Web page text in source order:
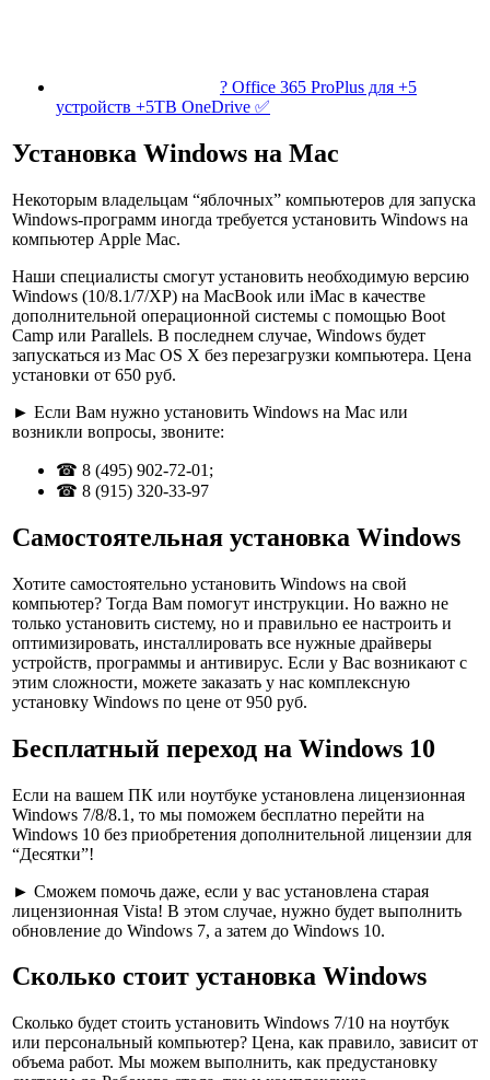
? Office 365 ProPlus для +5
устройств +5TB OneDrive ✅
Установка Windows на Mac
Некоторым владельцам “яблочных” компьютеров для запуска
Windows-программ иногда требуется установить Windows на
компьютер Apple Mac.
Наши специалисты смогут установить необходимую версию
Windows (10/8.1/7/XP) на MacBook или iMac в качестве
дополнительной операционной системы с помощью Boot
Camp или Parallels. В последнем случае, Windows будет
запускаться из Mac OS X без перезагрузки компьютера. Цена
установки от 650 руб.
► Если Вам нужно установить Windows на Mac или
возникли вопросы, звоните:
☎ 8 (495) 902-72-01 ;
☎ 8 (915) 320-33-97
Самостоятельная установка Windows
Хотите самостоятельно установить Windows на свой
компьютер? Тогда Вам помогут инструкции. Но важно не
только установить систему, но и правильно ее настроить и
оптимизировать, инсталлировать все нужные драйверы
устройств, программы и антивирус. Если у Вас возникают с
этим сложности, можете заказать у нас комплексную
установку Windows по цене от 950 руб.
Бесплатный переход на Windows 10
Если на вашем ПК или ноутбуке установлена лицензионная
Windows 7/8/8.1, то мы поможем бесплатно перейти на
Windows 10 без приобретения дополнительной лицензии для
“Десятки”!
► Сможем помочь даже, если у вас установлена старая
лицензионная Vista! В этом случае, нужно будет выполнить
обновление до Windows 7, а затем до Windows 10.
Сколько стоит установка Windows
Сколько будет стоить установить Windows 7/10 на ноутбук
или персональный компьютер? Цена, как правило, зависит от
объема работ. Мы можем выполнить, как предустановку